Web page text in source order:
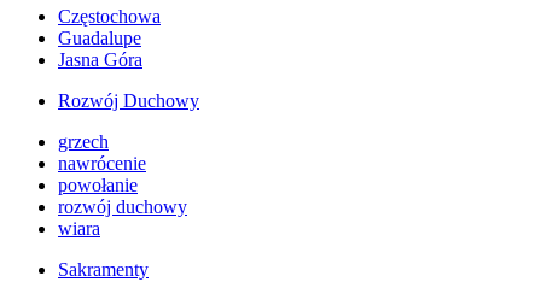
Częstochowa
Guadalupe
Jasna Góra
Rozwój Duchowy
grzech
nawrócenie
powołanie
rozwój duchowy
wiara
Sakramenty